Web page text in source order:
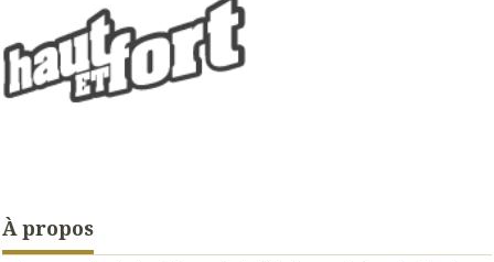
À propos